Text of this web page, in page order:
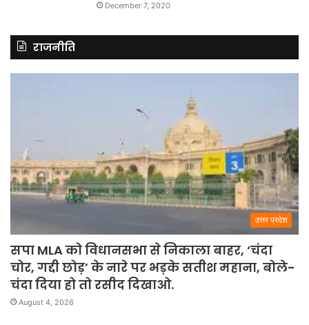
December 7, 2020
राजनीति
उत्तर प्रदेश
सपा MLA को विधानसभा से निकाला बाहर, ‘चंदा
चोर, गद्दी छोड़’ के नारे पर भड़के सतीश महाना, बोले-